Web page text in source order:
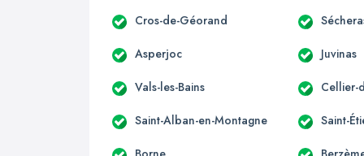
Cros-de-Géorand
Asperjoc Juvinas
Vals-les-Bains Cellier-
Saint-Alban-en-Montagne Saint-